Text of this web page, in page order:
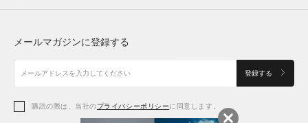
アクセサリー
アクセサリー
シューズ
アクセサリー
シューズ
メールマガジンに登録する
登録する
購読の際は、当社のプライバシーポリシーに同意します。